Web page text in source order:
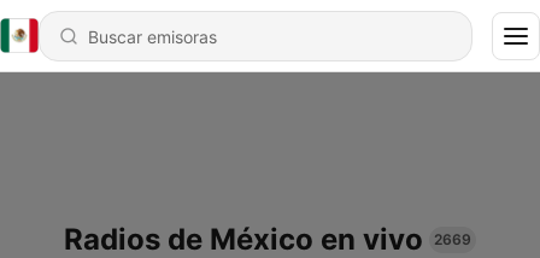
Radios de México en vivo 2669